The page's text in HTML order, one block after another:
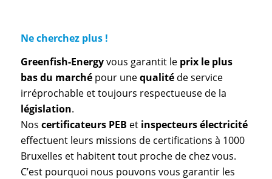
Ne cherchez plus !
Greenfish-Energyvous garantit le prix le plus
bas du marchépour unequalitéde service
irréprochable et toujours respectueuse de la
législation.
Nos certificateurs PEB et inspecteurs électricité
effectuent leurs missions de certifications à 1000
Bruxelles et habitent tout proche de chez vous.
C’est pourquoi nous pouvons vous garantir les